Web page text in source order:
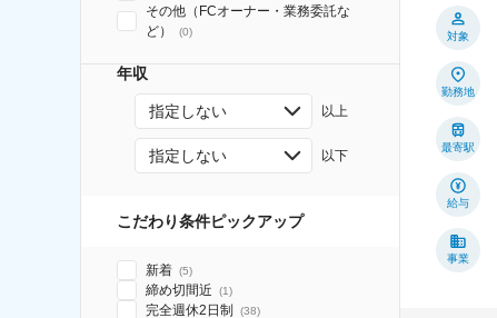
その他（FCオーナー・業務委託な
ど）
(0)
年収
指定しない 以上
指定しない 以下
こだわり条件ピックアップ
新着 (5)
締め切間近 (1)
完全週休2日制 (38)
対象
勤務地
最寄駅
給与
事業